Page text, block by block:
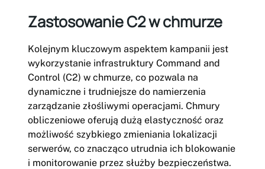
Zastosowanie C2 w chmurze
Kolejnym kluczowym aspektem kampanii jest
wykorzystanie infrastruktury Command and
Control (C2) w chmurze, co pozwala na
dynamiczne i trudniejsze do namierzenia
zarządzanie złośliwymi operacjami. Chmury
obliczeniowe oferują dużą elastyczność oraz
możliwość szybkiego zmieniania lokalizacji
serwerów, co znacząco utrudnia ich blokowanie
i monitorowanie przez służby bezpieczeństwa.